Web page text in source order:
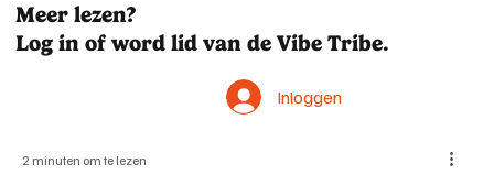
Meer lezen?
Log in of word lid van de Vibe Tribe.
Inloggen
2 minuten om te lezen